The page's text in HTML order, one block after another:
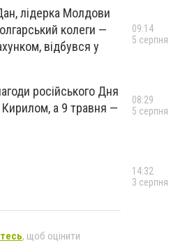
лідерка Молдови
колеги —
відбувся у
російського Дня
Кирилом, а 9 травня —
, щоб оцінити
09:14
5 серпня
08:29
5 серпня
14:32
3 серпня